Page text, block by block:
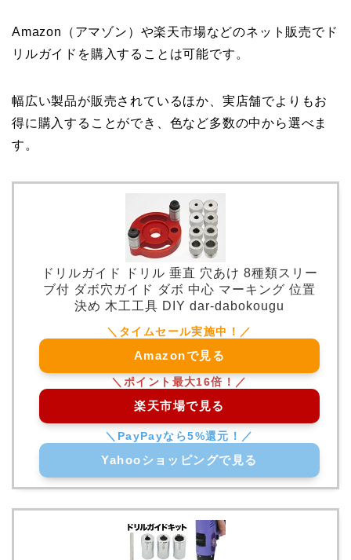
Amazon（アマゾン）や楽天市場などのネット販売でド
リルガイドを購入することは可能です。
幅広い製品が販売されているほか、実店舗でよりもお
得に購入することができ、色など多数の中から選べま
す。
ドリルガイド ドリル 垂直 穴あけ 8種類スリー
ブ付 ダボ穴ガイド ダボ 中心 マーキング 位置
決め 木工工具 DIY dar-dabokougu
Amazonで見る
楽天市場で見る
Yahooショッピングで見る